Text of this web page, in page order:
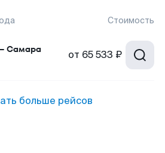
Стоимость
Самара от 65 533 ₽
больше рейсов